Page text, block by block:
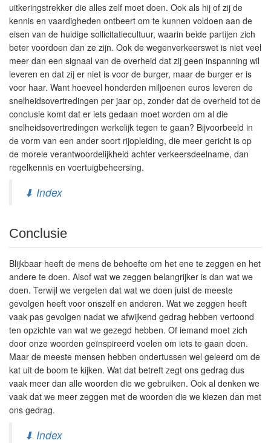
uitkeringstrekker die alles zelf moet doen. Ook als hij of zij de
kennis en vaardigheden ontbeert om te kunnen voldoen aan de
eisen van de huidige sollicitatiecultuur, waarin beide partijen zich
beter voordoen dan ze zijn. Ook de wegenverkeerswet is niet veel
meer dan een signaal van de overheid dat zij geen inspanning wil
leveren en dat zij er niet is voor de burger, maar de burger er is
voor haar. Want hoeveel honderden miljoenen euros leveren de
snelheidsovertredingen per jaar op, zonder dat de overheid tot de
conclusie komt dat er iets gedaan moet worden om al die
snelheidsovertredingen werkelijk tegen te gaan? Bijvoorbeeld in
de vorm van een ander soort rijopleiding, die meer gericht is op
de morele verantwoordelijkheid achter verkeersdeelname, dan
regelkennis en voertuigbeheersing.
⬇ Index
Conclusie
Blijkbaar heeft de mens de behoefte om het ene te zeggen en het
andere te doen. Alsof wat we zeggen belangrijker is dan wat we
doen. Terwijl we vergeten dat wat we doen juist de meeste
gevolgen heeft voor onszelf en anderen. Wat we zeggen heeft
vaak pas gevolgen nadat we afwijkend gedrag hebben vertoond
ten opzichte van wat we gezegd hebben. Of iemand moet zich
door onze woorden geïnspireerd voelen om iets te gaan doen.
Maar de meeste mensen hebben ondertussen wel geleerd om de
kat uit de boom te kijken. Wat dat betreft zegt ons gedrag dus
vaak meer dan alle woorden die we gebruiken. Ook al denken we
vaak dat we meer zeggen met de woorden die we kiezen dan met
ons gedrag.
⬇ Index